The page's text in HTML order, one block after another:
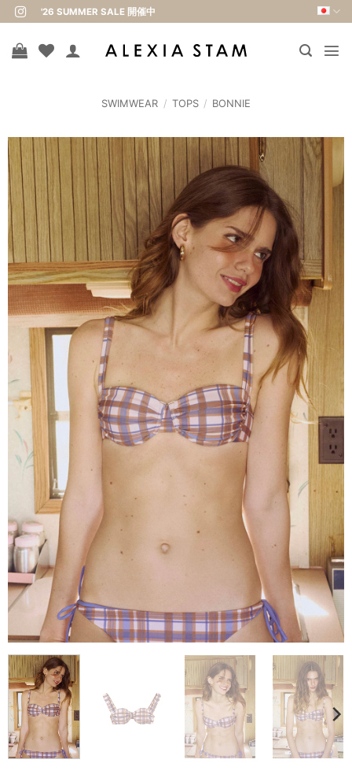
Skip
to
content
'26 SUMMER SALE 開催中
SWIMWEAR / TOPS / BONNIE